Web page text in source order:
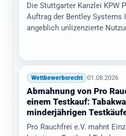
Die Stuttgarter Kanzlei KPW
Auftrag der Bentley Systems
angeblich unlizenzierte
Wettbewerbsrecht 01.08.2026
Abmahnung von Pro
einem Testkauf:
minderjährigen
Pro Rauchfrei e.V. mahnt